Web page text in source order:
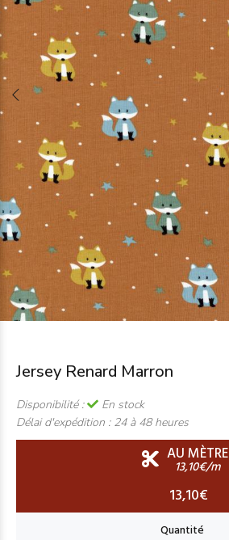
Jersey Renard Marron
Disponibilité :
En stock
Délai d'expédition : 24 à 48 heures
AU MÈTRE
13,10€/m
13,10€